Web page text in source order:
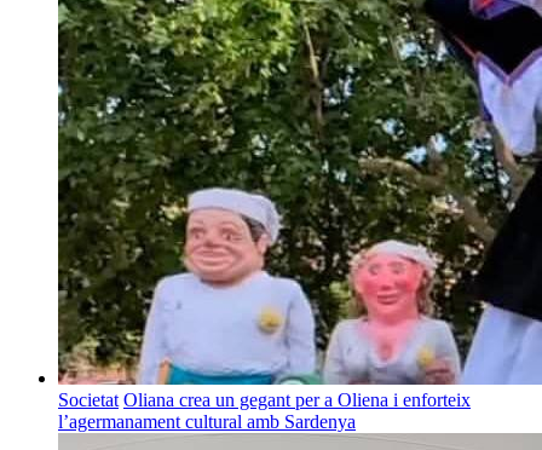
Societat Oliana crea un gegant per a Oliena i enforteix
l’agermanament cultural amb Sardenya